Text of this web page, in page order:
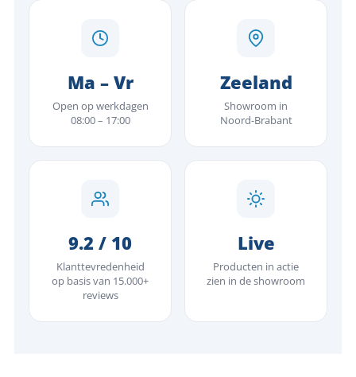
Ma – Vr
Open op werkdagen
08:00 – 17:00
Zeeland
Showroom in
Noord-Brabant
9.2 / 10
Klanttevredenheid
op basis van 15.000+
reviews
Live
Producten in actie
zien in de showroom